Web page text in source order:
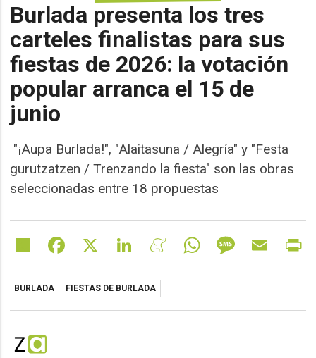
Burlada presenta los tres
carteles finalistas para sus
fiestas de 2026: la votación
popular arranca el 15 de
junio
"¡Aupa Burlada!", "Alaitasuna / Alegría" y "Festa
gurutzatzen / Trenzando la fiesta" son las obras
seleccionadas entre 18 propuestas
Share Facebook LinkedIn MeneameWhatsAppMessageEmail
BURLADA FIESTAS DE BURLADA